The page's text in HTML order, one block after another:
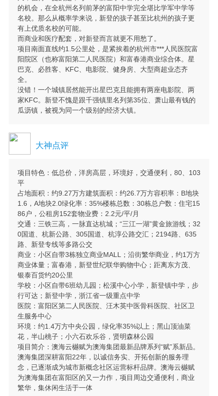
的机会，在全杭州名列前茅的富阳中学完全堪比学军中学等
名校。那么从概率学来说，新登的孩子甚至比杭州的孩子更
有上优质名校的可能。
而商业和医疗配套，对新登而言就更不用愁了。
项目南面直线约1.5公里处，是紧挨着的杭州市***人民医院富
阳院区（也称富阳第二人民医院）和富春港商业综合体。星
巴克、必胜客、KFC、电影院、健身房、大型商超业态齐
全。
没错！一个城镇居然能开出星巴克且能拥有两座电影院、两
家KFC。新登不愧是跟千强镇里名列第35位、萧山最有钱的
瓜沥镇，被视为同一个级别的经济大镇。
大神点评
项目特色：低总价，洋房高层，环境好，交通便利，80、103
平
占地面积：约9.27万方建筑面积：约26.7万方容积率：B地块
1.6，A地块2.0绿化率：35%楼栋总数：30栋总户数：住宅15
86户，公租房152套物业费：2.2元/平/月
交通：三铁三高，一脉直达杭城；“三江一湖”黄金旅游线；32
0国道、杭新公路、305国道、杭淳公路交汇；2194路、635
路、新登专线等多路公交
商业：小区自带3栋独立商业MALL；沿街繁华商业，约1万方
商业体量；富春港，新登世纪联华购物中心；距离东方茂、
银泰百货约20公里
学校：小区自带6班幼儿园；松溪中心小学，新登镇中学，步
行可达；新登中学，浙江省一级重点中学
医院：富阳区第二人民医院、汪木英中医骨科医院、社区卫
生服务中心
环境：约1.4万方中央公园，绿化率35%以上；黑山顶油菜
花，半山桃子；小六石欢乐谷，贤明森林公园
项目简介：澳海云樾赋为澳海集团最新品牌系列“赋”系新品。
澳海集团深耕富阳22年，以诚信务实、开拓创新的服务理
念，已逐渐成为城市新概念社区运营标杆品牌。澳海云樾赋
为澳海集团在富阳区的又一力作，项目周边交通便利，商业
繁华，集休闲生活于一体